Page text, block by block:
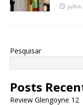
julho
Pesquisar
Posts
Review Glengoyne 12